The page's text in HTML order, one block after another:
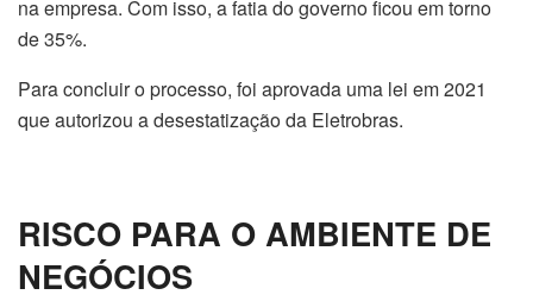
na empresa. Com isso, a fatia do governo ficou em torno
de 35%.
Para concluir o processo, foi aprovada uma lei em 2021
que autorizou a desestatização da Eletrobras.
RISCO PARA O AMBIENTE DE
NEGÓCIOS